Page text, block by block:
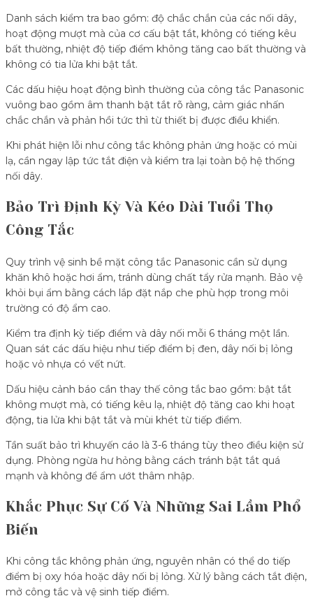
Danh sách kiểm tra bao gồm: độ chắc chắn của các nối dây,
hoạt động mượt mà của cơ cấu bật tắt, không có tiếng kêu
bất thường, nhiệt độ tiếp điểm không tăng cao bất thường và
không có tia lửa khi bật tắt.
Các dấu hiệu hoạt động bình thường của công tắc Panasonic
vuông bao gồm âm thanh bật tắt rõ ràng, cảm giác nhấn
chắc chắn và phản hồi tức thì từ thiết bị được điều khiển.
Khi phát hiện lỗi như công tắc không phản ứng hoặc có mùi
lạ, cần ngay lập tức tắt điện và kiểm tra lại toàn bộ hệ thống
nối dây.
Bảo Trì Định Kỳ Và Kéo Dài Tuổi Thọ
Công Tắc
Quy trình vệ sinh bề mặt công tắc Panasonic cần sử dụng
khăn khô hoặc hơi ẩm, tránh dùng chất tẩy rửa mạnh. Bảo vệ
khỏi bụi ẩm bằng cách lắp đặt nắp che phù hợp trong môi
trường có độ ẩm cao.
Kiểm tra định kỳ tiếp điểm và dây nối mỗi 6 tháng một lần.
Quan sát các dấu hiệu như tiếp điểm bị đen, dây nối bị lỏng
hoặc vỏ nhựa có vết nứt.
Dấu hiệu cảnh báo cần thay thế công tắc bao gồm: bật tắt
không mượt mà, có tiếng kêu lạ, nhiệt độ tăng cao khi hoạt
động, tia lửa khi bật tắt và mùi khét từ tiếp điểm.
Tần suất bảo trì khuyến cáo là 3-6 tháng tùy theo điều kiện sử
dụng. Phòng ngừa hư hỏng bằng cách tránh bật tắt quá
mạnh và không để ẩm ướt thâm nhập.
Khắc Phục Sự Cố Và Những Sai Lầm Phổ
Biến
Khi công tắc không phản ứng, nguyên nhân có thể do tiếp
điểm bị oxy hóa hoặc dây nối bị lỏng. Xử lý bằng cách tắt điện,
mở công tắc và vệ sinh tiếp điểm.